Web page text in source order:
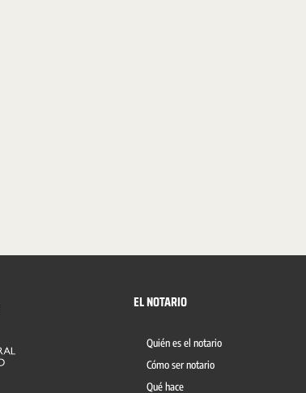
EL NOTARIO
Quién es el notario
Cómo ser notario
Qué hace